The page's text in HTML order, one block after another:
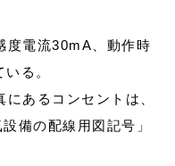
度電流30mA、動作時
る。
にあるコンセントは、
備の配線用図記号」